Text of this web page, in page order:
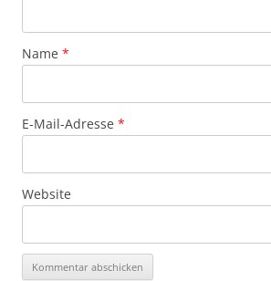
Name *
E-Mail-Adresse *
Website